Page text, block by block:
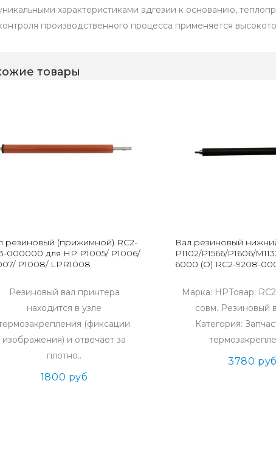
характеристиками адгезии к основанию,
производственного процесса применяется
товары
резиновый (прижимной) RC2-
000000 для HP P1005/ P1006/
P1008/ LPR1008
Резиновый вал принтера
находится в узле
(фиксации
изображения) и отвечает за
плотно..
1800 руб
Вал резиновый
P1102/P1566/P1606/
6000 (O) RC2-9208-
Марка: HPТовар:
совм. Резиновый
Категория:
3780 руб